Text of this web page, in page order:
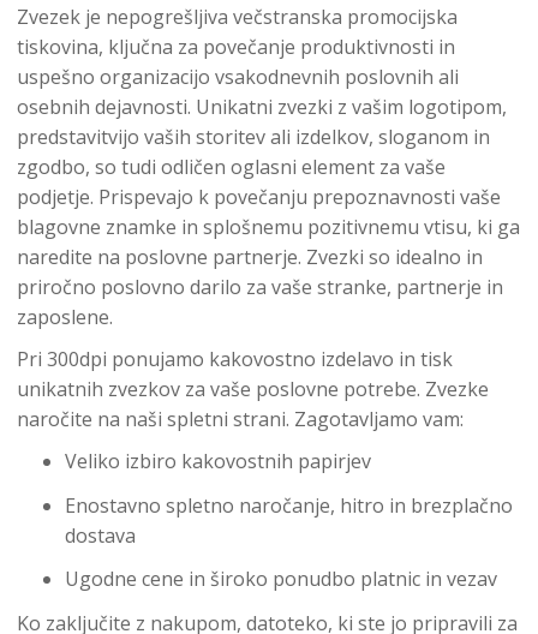
Zvezek je nepogrešljiva večstranska promocijska
tiskovina, ključna za povečanje produktivnosti in
uspešno organizacijo vsakodnevnih poslovnih ali
osebnih dejavnosti. Unikatni zvezki z vašim logotipom,
predstavitvijo vaših storitev ali izdelkov, sloganom in
zgodbo, so tudi odličen oglasni element za vaše
podjetje. Prispevajo k povečanju prepoznavnosti vaše
blagovne znamke in splošnemu pozitivnemu vtisu, ki ga
naredite na poslovne partnerje. Zvezki so idealno in
priročno poslovno darilo za vaše stranke, partnerje in
zaposlene.
Pri 300dpi ponujamo kakovostno izdelavo in tisk
unikatnih zvezkov za vaše poslovne potrebe. Zvezke
naročite na naši spletni strani. Zagotavljamo vam:
Veliko izbiro kakovostnih papirjev
Enostavno spletno naročanje, hitro in brezplačno
dostava
Ugodne cene in široko ponudbo platnic in vezav
Ko zaključite z nakupom, datoteko, ki ste jo pripravili za